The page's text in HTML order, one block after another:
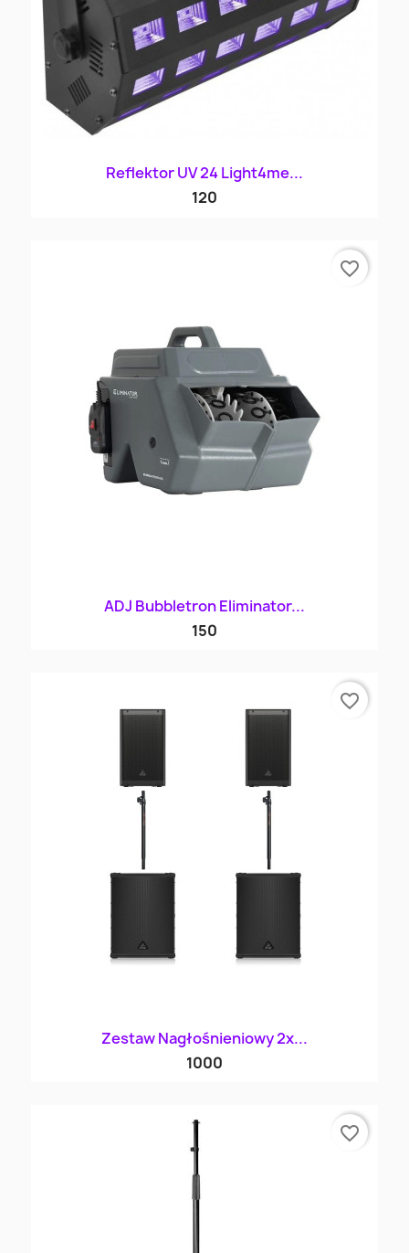
Reflektor UV 24 Light4me...
120
ADJ Bubbletron Eliminator...
150
favorite_border
Zestaw Nagłośnieniowy 2x...
1000
favorite_border
favorite_border